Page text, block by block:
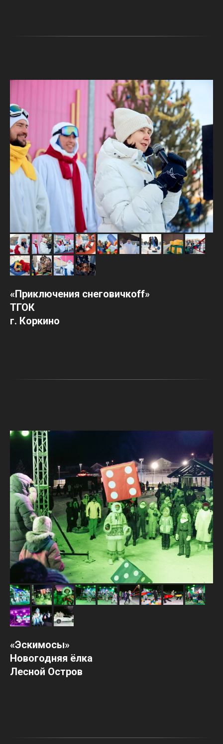
«Приключения снеговичкoff»
ТГОК
г. Коркино
«Эскимосы»
Новогодняя ёлка
Лесной Остров